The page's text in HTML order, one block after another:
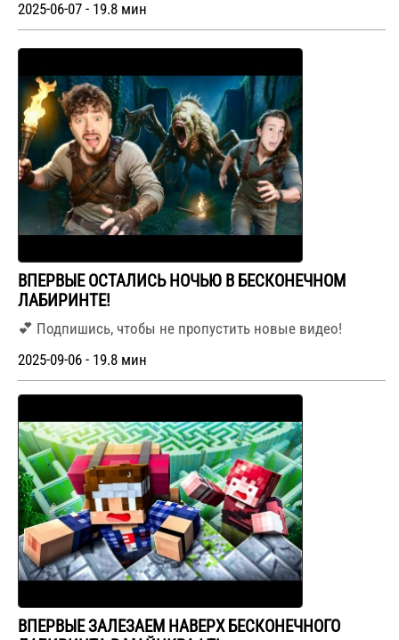
2025-06-07 - 19.8 мин
ВПЕРВЫЕ ОСТАЛИСЬ НОЧЬЮ В БЕСКОНЕЧНОМ
ЛАБИРИНТЕ!
💕 Подпишись, чтобы не пропустить новые видео!
2025-09-06 - 19.8 мин
ВПЕРВЫЕ ЗАЛЕЗАЕМ НАВЕРХ БЕСКОНЕЧНОГО